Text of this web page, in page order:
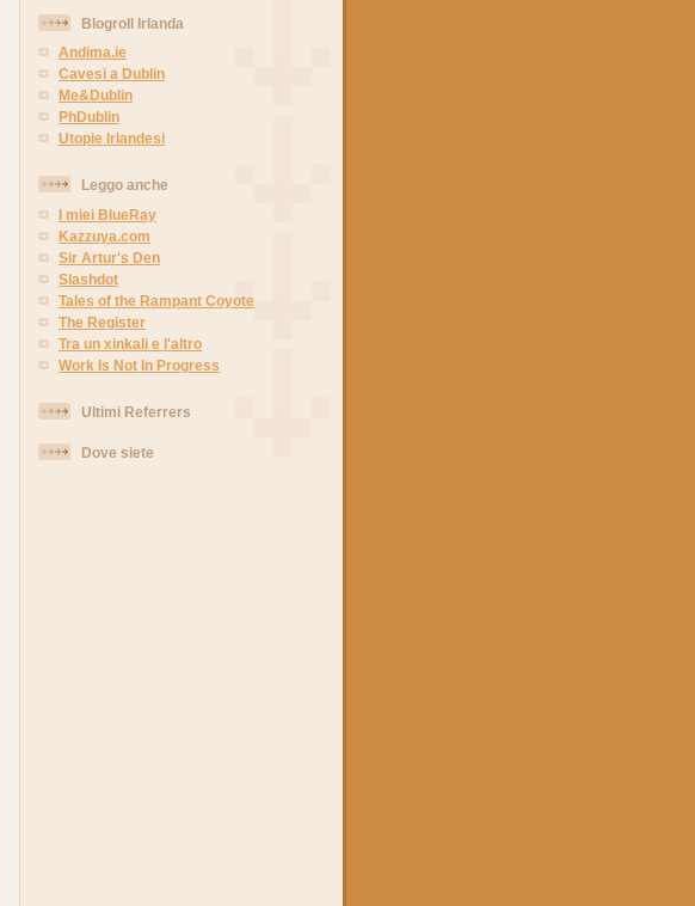
Blogroll Irlanda
Andima.ie
Cavesi a Dublin
Me&Dublin
PhDublin
Utopie Irlandesi
Leggo anche
I miei BlueRay
Kazzuya.com
Sir Artur's Den
Slashdot
Tales of the Rampant Coyote
The Register
Tra un xinkali e l'altro
Work Is Not In Progress
Ultimi Referrers
Dove siete